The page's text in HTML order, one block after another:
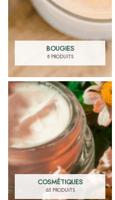
BOUGIES
8 PRODUITS
COSMÉTIQUES
65 PRODUITS